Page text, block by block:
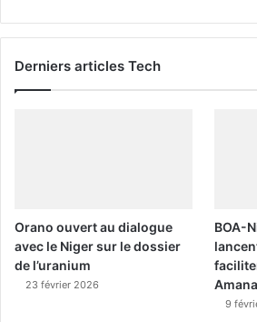
Derniers articles Tech
Orano ouvert au dialogue
avec le Niger sur le dossier
de l’uranium
23 février 2026
BOA-
9